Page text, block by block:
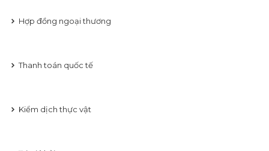
Hợp đồng ngoại thương
Thanh toán quốc tế
Kiểm dịch thực vật